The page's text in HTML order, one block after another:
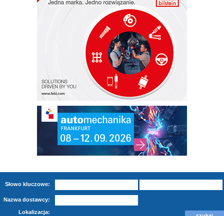
Słowo kluczowe:
Nazwa dostawcy:
Lokalizacja: